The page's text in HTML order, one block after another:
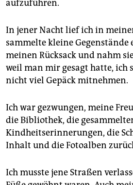
aufzuführen.
In jener Nacht lief ich in
sammelte kleine Gegenstände
meinen Rücksack und nahm
weil man mir gesagt hatte, ich
nicht viel Gepäck mitnehmen.
Ich war gezwungen, meine
die Bibliothek, die
Kindheitserinnerungen, die
Inhalt und die Fotoalben
Ich musste jene Straßen